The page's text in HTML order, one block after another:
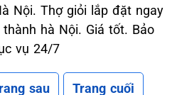
Nội. Thợ giỏi lắp đặt ngay
hà Nội. Giá tốt. Bảo
vụ 24/7
sau Trang cuối